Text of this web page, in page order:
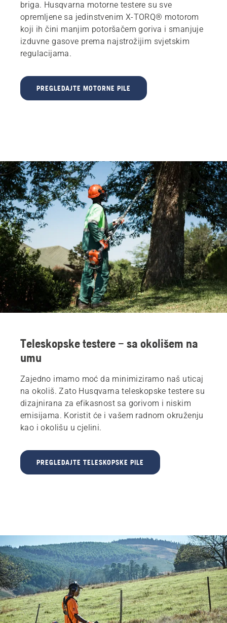
briga. Husqvarna motorne testere su sve
opremljene sa jedinstvenim X-TORQ® motorom
koji ih čini manjim potoršačem goriva i smanjuje
izduvne gasove prema najstrožijim svjetskim
regulacijama.
PREGLEDAJTE MOTORNE PILE
Teleskopske testere – sa okolišem na
umu
Zajedno imamo moć da minimiziramo naš uticaj
na okoliš. Zato Husqvarna teleskopske testere su
dizajnirana za efikasnost sa gorivom i niskim
emisijama. Koristit će i vašem radnom okruženju
kao i okolišu u cjelini.
PREGLEDAJTE TELESKOPSKE PILE